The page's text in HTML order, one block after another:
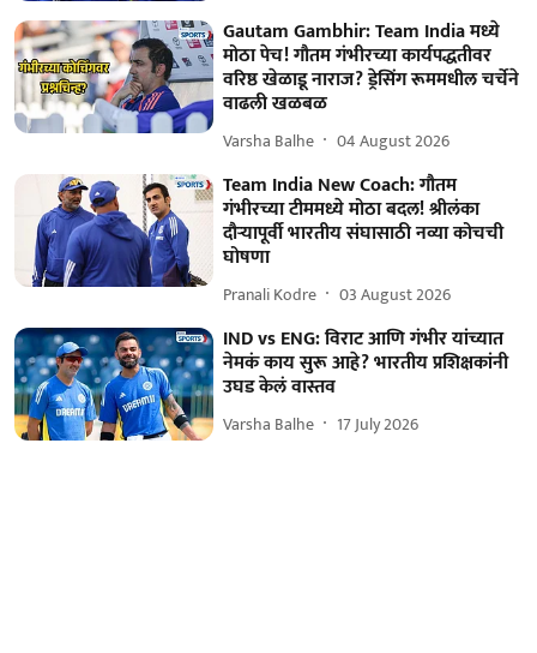
Gautam Gambhir: Team India मध्ये
मोठा पेच! गौतम गंभीरच्या कार्यपद्धतीवर
वरिष्ठ खेळाडू नाराज? ड्रेसिंग रूममधील चर्चेने
वाढली खळबळ
Varsha Balhe 04 August 2026
Team India New Coach: गौतम
गंभीरच्या टीममध्ये मोठा बदल! श्रीलंका
दौऱ्यापूर्वी भारतीय संघासाठी नव्या कोचची
घोषणा
Pranali Kodre 03 August 2026
IND vs ENG: विराट आणि गंभीर यांच्यात
नेमकं काय सुरू आहे? भारतीय प्रशिक्षकांनी
उघड केलं वास्तव
Varsha Balhe 17 July 2026